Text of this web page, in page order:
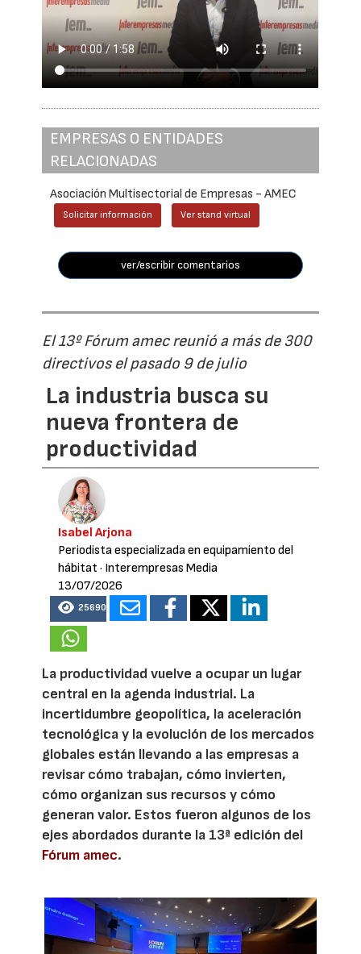
EMPRESAS O ENTIDADES
RELACIONADAS
Asociación Multisectorial de Empresas - AMEC
Solicitar información Ver stand virtual
ver/escribir comentarios
El 13º Fórum amec reunió a más de 300
directivos el pasado 9 de julio
La industria busca su
nueva frontera de
productividad
Isabel Arjona
Periodista especializada en equipamiento del
hábitat · Interempresas Media
13/07/2026
25690
La productividad vuelve a ocupar un lugar
central en la agenda industrial. La
incertidumbre geopolítica, la aceleración
tecnológica y la evolución de los mercados
globales están llevando a las empresas a
revisar cómo trabajan, cómo invierten,
cómo organizan sus recursos y cómo
generan valor. Estos fueron algunos de los
ejes abordados durante la 13ª edición del
Fórum amec.